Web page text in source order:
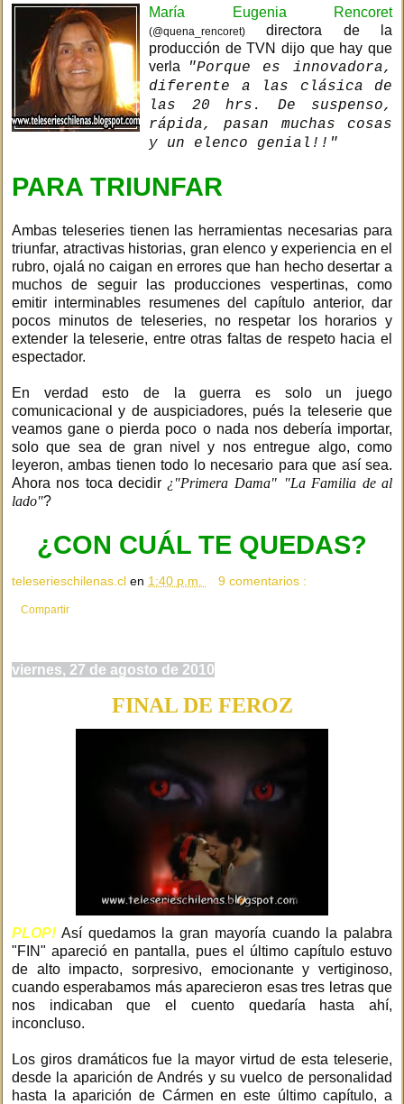
María Eugenia Rencoret
(@quena_rencoret)
directora de la
producción de TVN dijo que hay que
verla
"Porque es innovadora,
diferente a las clásica de
las 20 hrs. De suspenso,
rápida, pasan muchas cosas
y un elenco genial!!"
PARA TRIUNFAR
Ambas teleseries tienen las herramientas necesarias para
triunfar, atractivas historias, gran elenco y experiencia en el
rubro, ojalá no caigan en errores que han hecho desertar a
muchos de seguir las producciones vespertinas, como
emitir interminables resumenes del capítulo anterior, dar
pocos minutos de teleseries, no respetar los horarios y
extender la teleserie, entre otras faltas de respeto hacia el
espectador.
En verdad esto de la guerra es solo un juego
comunicacional y de auspiciadores, pués la teleserie que
veamos gane o pierda poco o nada nos debería importar,
solo que sea de gran nivel y nos entregue algo, como
leyeron, ambas tienen todo lo necesario para que así sea.
Ahora nos toca decidir ¿"Primera Dama" "La Familia de al
lado"?
¿CON CUÁL TE QUEDAS?
teleserieschilenas.cl en 1:40 p.m. 9 comentarios :
Compartir
viernes, 27 de agosto de 2010
FINAL DE FEROZ
PLOP! Así quedamos la gran mayoría cuando la palabra
"FIN" apareció en pantalla, pues el último capítulo estuvo
de alto impacto, sorpresivo, emocionante y vertiginoso,
cuando esperabamos más aparecieron esas tres letras que
nos indicaban que el cuento quedaría hasta ahí,
inconcluso.
Los giros dramáticos fue la mayor virtud de esta teleserie,
desde la aparición de Andrés y su vuelco de personalidad
hasta la aparición de Cármen en este último capítulo, a